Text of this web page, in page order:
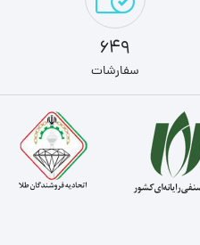
649
سفارشات